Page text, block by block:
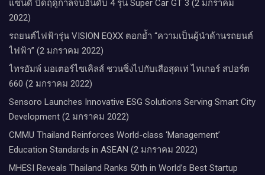
แซนดี้ ปิดฤดูกาลจบอันดับ 4 รุ่น Super Car GT 3 (2 มกราคม
2022)
รถยนต์ไฟฟ้ารุ่น VISION EQXX ตอกย้ำ “ความเป็นผู้นำด้านรถยนต์
ไฟฟ้า” (2 มกราคม 2022)
ไทรอัมพ์ มอเตอร์ไซเคิลส์ ชวนซิ่งไปกับเสือสุดเท่ ไทเกอร์ สปอร์ต
660 (2 มกราคม 2022)
Sensoro Launches Innovative ESG Solutions Serving Smart City
Development (2 มกราคม 2022)
CMMU Thailand Reinforces World-class ‘Management’
Education Standards in ASEAN (2 มกราคม 2022)
MHESI Reveals Thailand Ranks 50th in World’s Best Startup